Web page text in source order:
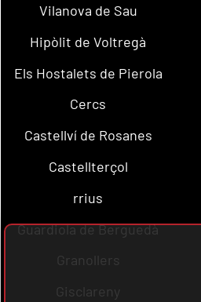
Vilanova de Sau
Hipòlit de Voltregà
Els Hostalets de Pierola
Cercs
Castellví de Rosanes
Castellterçol
rrius
Guardiola de Berguedà
Granollers
Gisclareny